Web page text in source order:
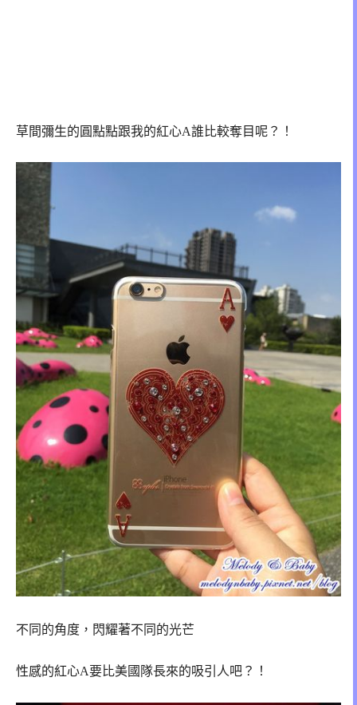
草間彌生的圓點點跟我的紅心A誰比較奪目呢？！
不同的角度，閃耀著不同的光芒
性感的紅心A要比美國隊長來的吸引人吧？！